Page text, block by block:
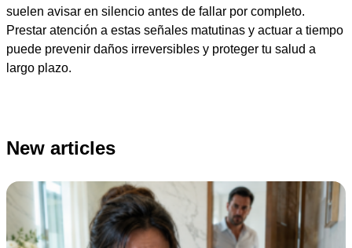
suelen avisar en silencio antes de fallar por completo.
Prestar atención a estas señales matutinas y actuar a tiempo
puede prevenir daños irreversibles y proteger tu salud a
largo plazo.
New articles